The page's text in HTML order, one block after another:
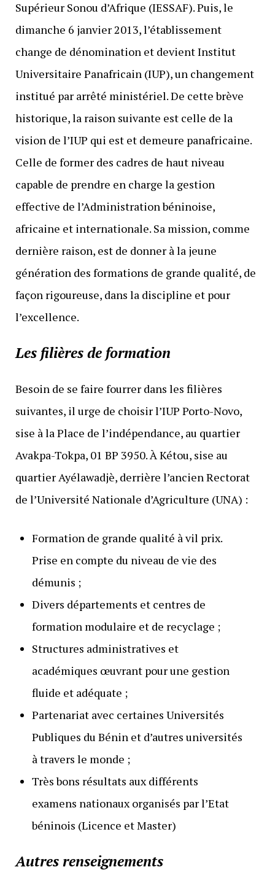
Supérieur Sonou d’Afrique (IESSAF). Puis, le
dimanche 6 janvier 2013, l’établissement
change de dénomination et devient Institut
Universitaire Panafricain (IUP), un changement
institué par arrêté ministériel. De cette brève
historique, la raison suivante est celle de la
vision de l’IUP qui est et demeure panafricaine.
Celle de former des cadres de haut niveau
capable de prendre en charge la gestion
effective de l’Administration béninoise,
africaine et internationale. Sa mission, comme
dernière raison, est de donner à la jeune
génération des formations de grande qualité, de
façon rigoureuse, dans la discipline et pour
l’excellence.
Les filières de formation
Besoin de se faire fourrer dans les filières
suivantes, il urge de choisir l’IUP Porto-Novo,
sise à la Place de l’indépendance, au quartier
Avakpa-Tokpa, 01 BP 3950. À Kétou, sise au
quartier Ayélawadjè, derrière l’ancien Rectorat
de l’Université Nationale d’Agriculture (UNA) :
Formation de grande qualité à vil prix.
Prise en compte du niveau de vie des
démunis ;
Divers départements et centres de
formation modulaire et de recyclage ;
Structures administratives et
académiques œuvrant pour une gestion
fluide et adéquate ;
Partenariat avec certaines Universités
Publiques du Bénin et d’autres universités
à travers le monde ;
Très bons résultats aux différents
examens nationaux organisés par l’Etat
béninois (Licence et Master)
Autres renseignements